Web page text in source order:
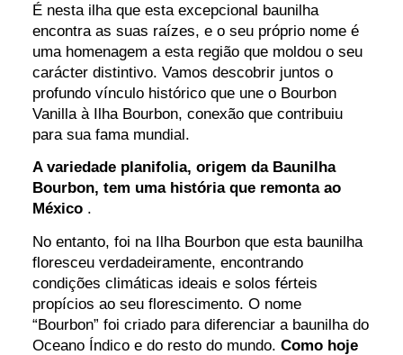
É nesta ilha que esta excepcional baunilha
encontra as suas raízes, e o seu próprio nome é
uma homenagem a esta região que moldou o seu
carácter distintivo. Vamos descobrir juntos o
profundo vínculo histórico que une o Bourbon
Vanilla à Ilha Bourbon, conexão que contribuiu
para sua fama mundial.
A variedade planifolia, origem da Baunilha
Bourbon, tem uma história que remonta ao
México .
No entanto, foi na Ilha Bourbon que esta baunilha
floresceu verdadeiramente, encontrando
condições climáticas ideais e solos férteis
propícios ao seu florescimento. O nome
“Bourbon” foi criado para diferenciar a baunilha do
Oceano Índico e do resto do mundo.Como hoje